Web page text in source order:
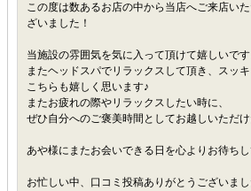
この度は数あるお店の中から当店へご来店い
ざいました！
当施設の雰囲気を気に入って頂けて嬉しいです
またヘッドスパでリラックスして頂き、スッ
こちらも嬉しく思います♪
またお疲れの際やリラックスしたい時に、
ぜひ自分へのご褒美時間としてお越しいただ
あや様にまたお会いできる日を心よりお待ち
お忙しい中、口コミ投稿ありがとうございまし